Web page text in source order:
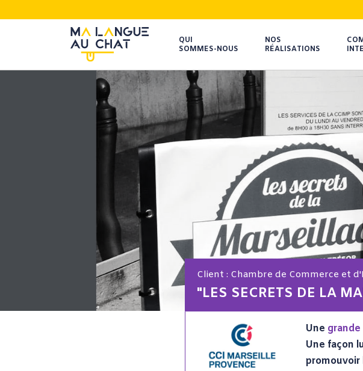
QUI
SOMMES-NOUS
NOS
RÉALISATIONS
Client : Chambre de Commerce et
"LES SECRETS DE LA
Une grande
Une façon
promouvoir